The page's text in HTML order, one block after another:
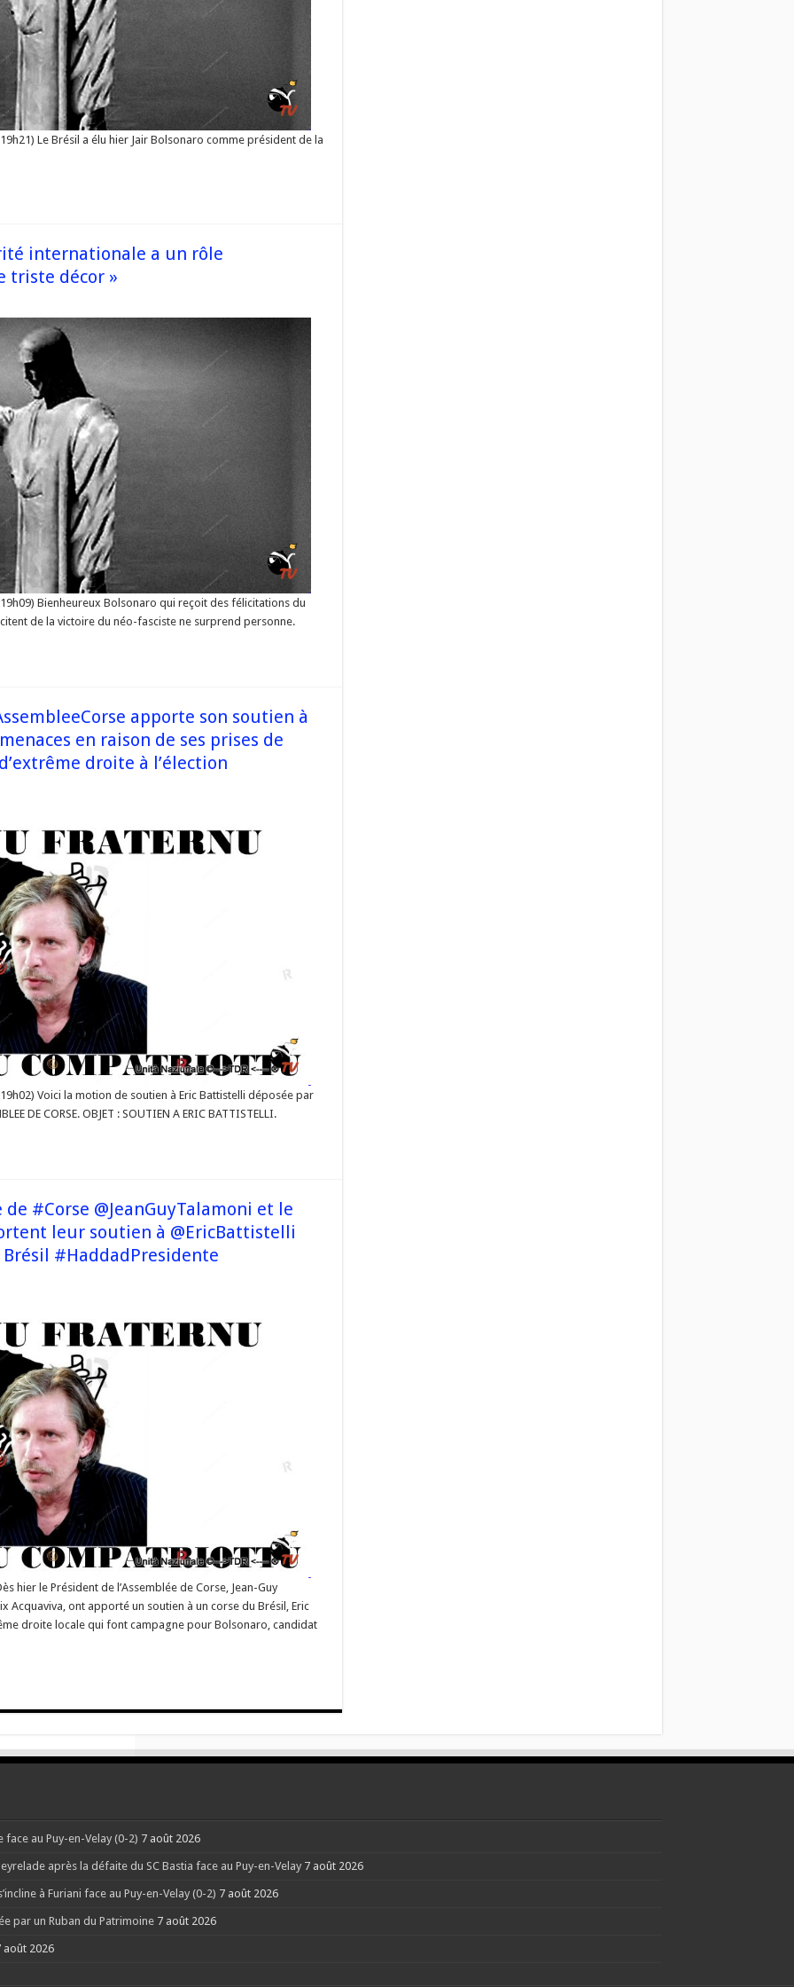
Le Brésil a élu hier Jair Bolsonaro comme président de la
internationale a un rôle
triste décor »
»
Bienheureux Bolsonaro qui reçoit des félicitations du
de la victoire du néo-fasciste ne surprend personne.
apporte son soutien à
en raison de ses prises de
droite à l’élection
Voici la motion de soutien à Eric Battistelli déposée par
DE CORSE. OBJET : SOUTIEN A ERIC BATTISTELLI.
#Corse @JeanGuyTalamoni et le
leur soutien à @EricBattistelli
#HaddadPresidente
hier le Président de l’Assemblée de Corse, Jean-Guy
Acquaviva, ont apporté un soutien à un corse du Brésil, Eric
droite locale qui font campagne pour Bolsonaro, candidat
face au Puy-en-Velay (0-2) 7 août 2026
après la défaite du SC Bastia face au Puy-en-Velay 7 août 2026
à Furiani face au Puy-en-Velay (0-2) 7 août 2026
par un Ruban du Patrimoine 7 août 2026
août 2026